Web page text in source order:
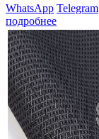
WhatsApp Telegram
подробнее